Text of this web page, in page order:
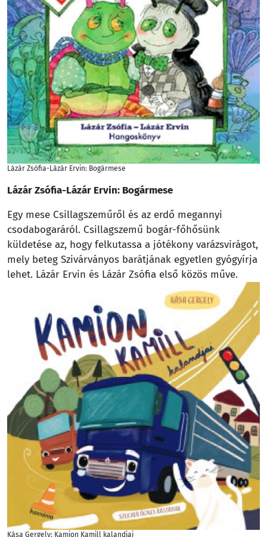
Lázár Zsófia-Lázár Ervin: Bogármese
Lázár Zsófia-Lázár Ervin: Bogármese
Egy mese Csillagszeműről és az erdő megannyi
csodabogaráról. Csillagszemű bogár-főhősünk
küldetése az, hogy felkutassa a jótékony varázsvirágot,
mely beteg Szivárványos barátjának egyetlen gyógyírja
lehet. Lázár Ervin és Lázár Zsófia első közös műve.
Kása Gergely: Kamion Kamill kalandjai